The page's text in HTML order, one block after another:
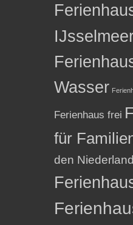
Wasser
Ferienhaus frei
für
den